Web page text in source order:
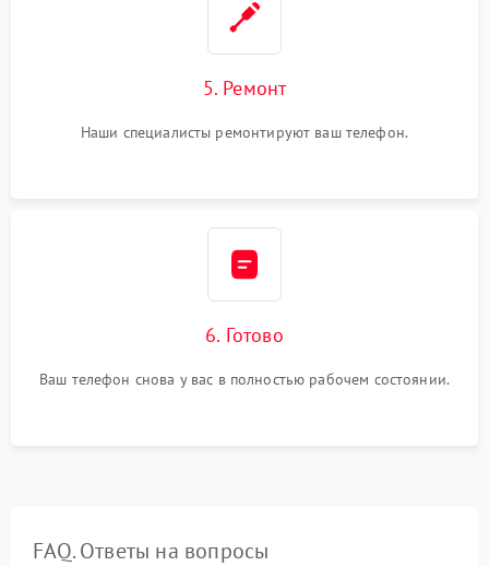
5. Ремонт
Наши специалисты ремонтируют ваш телефон.
6. Готово
Ваш телефон снова у вас в полностью рабочем состоянии.
FAQ. Ответы на вопросы